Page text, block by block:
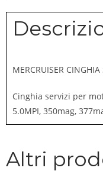
MERCRUISER
Cinghia servizi per
5.0MPI, 350mag,
Altri